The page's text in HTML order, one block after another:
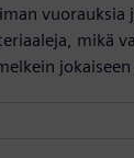
vuorauksia
mikä